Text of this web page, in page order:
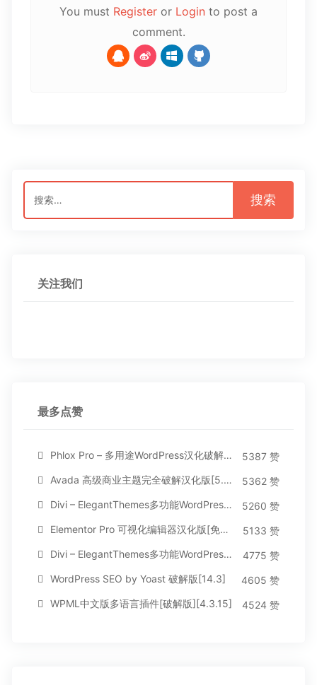
You must Register or Login to post a
comment.
索：
关注我们
最多点赞
Phlox Pro – 多用途WordPress汉化破解主题[5.1.12]
5387 赞
Avada 高级商业主题完全破解汉化版[5.8.2]
5362 赞
Divi – ElegantThemes多功能WordPress主题[汉化版4.4.2]
5260 赞
Elementor Pro 可视化编辑器汉化版[免费持续更新]
5133 赞
Divi – ElegantThemes多功能WordPress主题[汉化版3.1.95]
4775 赞
WordPress SEO by Yoast 破解版[14.3]
4605 赞
WPML中文版多语言插件[破解版][4.3.15]
4524 赞